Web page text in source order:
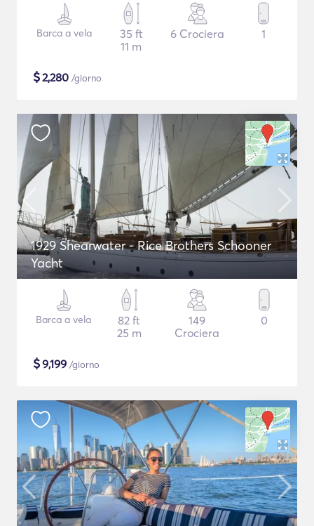
Barca a vela
35 ft
11 m
6 Crociera 1
$2,280 /giorno
1929 Shearwater - Rice Brothers Schooner
Yacht
Barca a vela
82 ft
25 m
149
Crociera
0
$9,199 /giorno